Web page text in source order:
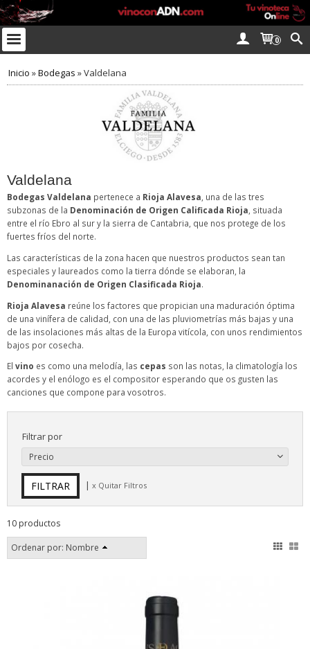
0
Inicio »Bodegas »Valdelana
Valdelana
Bodegas Valdelana pertenece a Rioja Alavesa, una de las tres
subzonas de la Denominación de Origen Calificada Rioja, situada
entre el río Ebro al sur y la sierra de Cantabria, que nos protege de los
fuertes fríos del norte.
Las características de la zona hacen que nuestros productos sean tan
especiales y laureados como la tierra dónde se elaboran, la
Denominanación de Origen Clasificada Rioja.
Rioja Alavesa reúne los factores que propician una maduración óptima
de una vinífera de calidad, con una de las pluviometrías más bajas y una
de las insolaciones más altas de la Europa vitícola, con unos rendimientos
bajos por cosecha.
El vino es como una melodía, las cepas son las notas, la climatología los
acordes y el enólogo es el compositor esperando que os gusten las
canciones que compone para vosotros.
Filtrar por
Precio
| x Quitar Filtros
10 productos
Ordenar por: Nombre